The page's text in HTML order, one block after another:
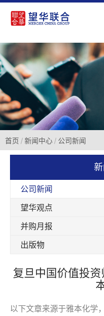
首页 新闻中心 公司新闻
公司新闻
望华观点
并购月报
出版物
复旦中国价值投
以下文章来源于雅本化学